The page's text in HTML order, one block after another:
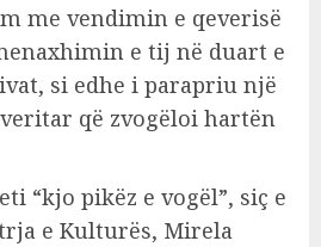
me vendimin e qeverisë
e tij në duart e
si edhe i parapriu një
që zvogëloi hartën
“kjo pikëz e vogël”, siç e
e Kulturës, Mirela